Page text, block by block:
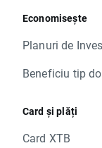
Economisește
Planuri de
Beneficiu tip
Card și plăți
Card XTB